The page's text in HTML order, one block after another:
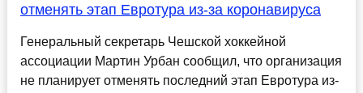
отменять этап Евротура из-за коронавируса
Генеральный секретарь Чешской хоккейной
ассоциации Мартин Урбан сообщил, что организация
не планирует отменять последний этап Евротура из-